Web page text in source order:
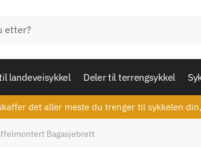
landeveisykkel Deler til terrengsykkel
det aller meste du trenger til sykkelen
Bagasjebrett